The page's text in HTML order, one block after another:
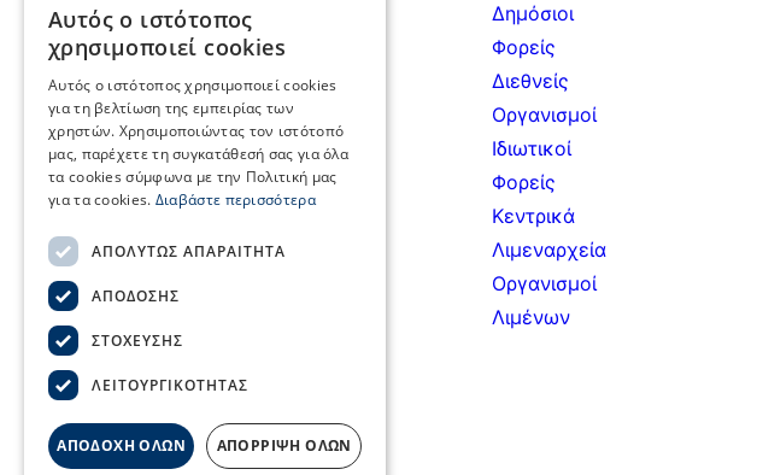
Ακτή Μιαούλη 7-9, 185
35, Πειραιάς
τηλ.: (+30) 2104220820,
(+30) 2104226156
fax: (+30) 2104220822
seen@seen.org.gr
Δημόσιοι
Φορείς
Διεθνείς
Οργανισμοί
Ιδιωτικοί
Φορείς
Κεντρικά
Λιμεναρχεία
Οργανισμοί
Λιμένων
Αυτός ο ιστότοπος
χρησιμοποιεί cookies
Αυτός ο ιστότοπος χρησιμοποιεί cookies
για τη βελτίωση της εμπειρίας των
χρηστών. Χρησιμοποιώντας τον ιστότοπό
μας, παρέχετε τη συγκατάθεσή σας για όλα
τα cookies σύμφωνα με την Πολιτική μας
για τα cookies. Διαβάστε περισσότερα
ΑΠΟΛΎΤΩΣ ΑΠΑΡΑΊΤΗΤΑ
ΑΠΌΔΟΣΗΣ
ΣΤΌΧΕΥΣΗΣ
ΛΕΙΤΟΥΡΓΙΚΌΤΗΤΑΣ
ΑΠΟΔΟΧΗ ΟΛΩΝ ΑΠΟΡΡΙΨΗ ΟΛΩΝ